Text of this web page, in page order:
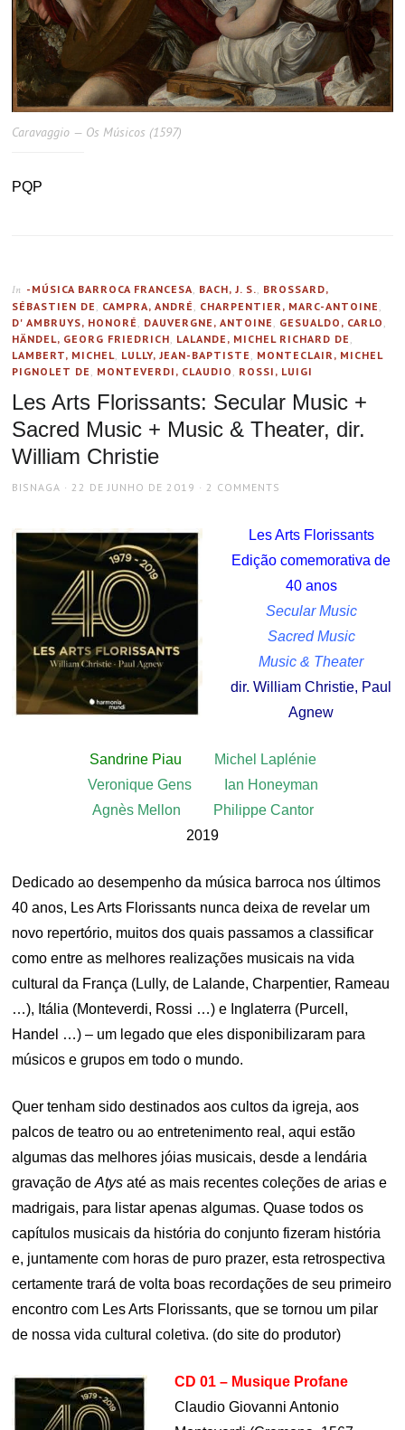
Caravaggio — Os Músicos (1597)
PQP
In -MÚSICA BARROCA FRANCESA, BACH, J. S., BROSSARD,
SÉBASTIEN DE , CAMPRA, ANDRÉ , CHARPENTIER, MARC-ANTOINE ,
D' AMBRUYS, HONORÉ , DAUVERGNE, ANTOINE , GESUALDO, CARLO ,
HÄNDEL, GEORG FRIEDRICH, LALANDE, MICHEL RICHARD DE ,
LAMBERT, MICHEL, LULLY, JEAN-BAPTISTE , MONTECLAIR, MICHEL
PIGNOLET DE , MONTEVERDI, CLAUDIO , ROSSI, LUIGI
Les Arts Florissants: Secular Music +
Sacred Music + Music & Theater, dir.
William Christie
AUTHOR
BISNAGA
POSTED
22 DE JUNHO DE 2019 2 COMMENTS
Les Arts Florissants
Edição comemorativa de
40 anos
Secular Music
Sacred Music
Music & Theater
dir. William Christie, Paul
Agnew
Sandrine Piau Michel Laplénie
Veronique Gens Ian Honeyman
Agnès Mellon Philippe Cantor
2019
Dedicado ao desempenho da música barroca nos últimos
40 anos, Les Arts Florissants nunca deixa de revelar um
novo repertório, muitos dos quais passamos a classificar
como entre as melhores realizações musicais na vida
cultural da França (Lully, de Lalande, Charpentier, Rameau
…), Itália (Monteverdi, Rossi …) e Inglaterra (Purcell,
Handel …) – um legado que eles disponibilizaram para
músicos e grupos em todo o mundo.
Quer tenham sido destinados aos cultos da igreja, aos
palcos de teatro ou ao entretenimento real, aqui estão
algumas das melhores jóias musicais, desde a lendária
gravação deAtys até as mais recentes coleções de arias e
madrigais, para listar apenas algumas. Quase todos os
capítulos musicais da história do conjunto fizeram história
e, juntamente com horas de puro prazer, esta retrospectiva
certamente trará de volta boas recordações de seu primeiro
encontro com Les Arts Florissants, que se tornou um pilar
de nossa vida cultural coletiva. (do site do produtor)
CD 01 – Musique Profane
Claudio Giovanni Antonio